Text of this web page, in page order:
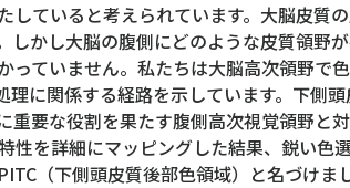
ていると考えられています。大脳皮質
かし大脳の腹側にどのような皮質領野
ていません。私たちは大脳高次領野で
理に関係する経路を示しています。下側
要な役割を果たす腹側高次視覚領野と
を詳細にマッピングした結果、鋭い色
（下側頭皮質後部色領域）と名づけま